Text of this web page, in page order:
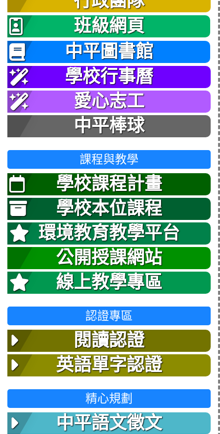
班級網頁
中平圖書館
學校行事曆
愛心志工
中平棒球
課程與教學
學校課程計畫
學校本位課程
環境教育教學平台
公開授課網站
線上教學專區
認證專區
閱讀認證
英語單字認證
精心規劃
中平語文徵文